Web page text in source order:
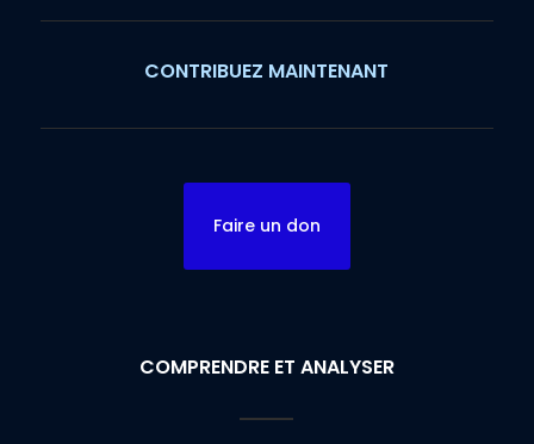
CONTRIBUEZ MAINTENANT
Faire un don
COMPRENDRE ET ANALYSER